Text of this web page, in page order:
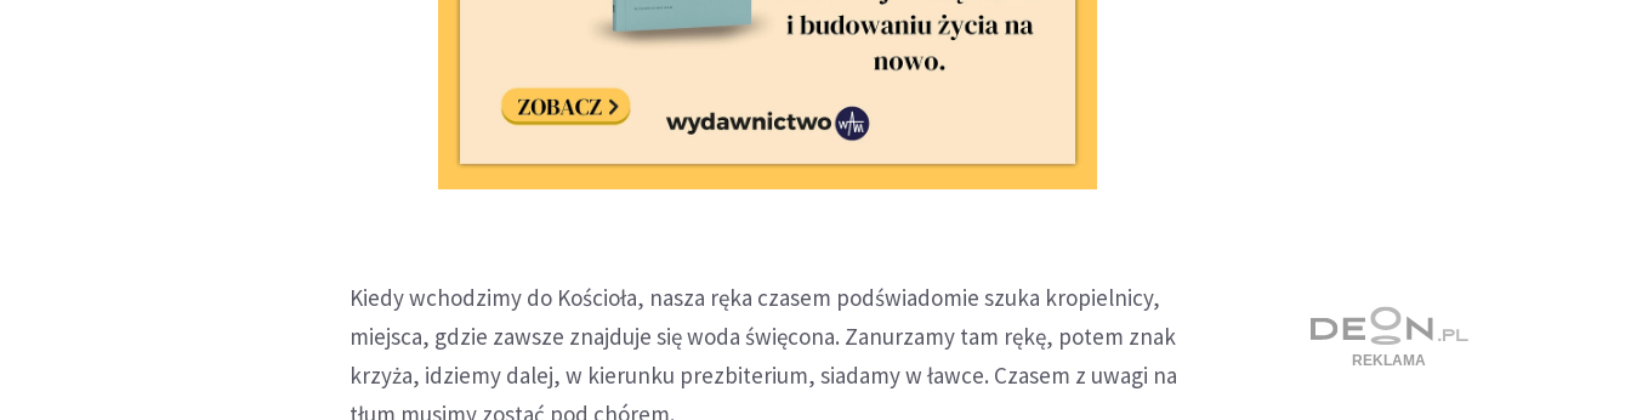
Kiedy wchodzimy do Kościoła, nasza ręka czasem podświadomie szuka kropielnicy,
miejsca, gdzie zawsze znajduje się woda święcona. Zanurzamy tam rękę, potem znak
krzyża, idziemy dalej, w kierunku prezbiterium, siadamy w ławce. Czasem z uwagi na
tłum musimy zostać pod chórem.